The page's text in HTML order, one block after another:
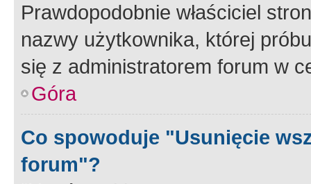
Prawdopodobnie właściciel
nazwy użytkownika, której
się z administratorem forum w
Góra
Co spowoduje "Usunięcie
forum"?